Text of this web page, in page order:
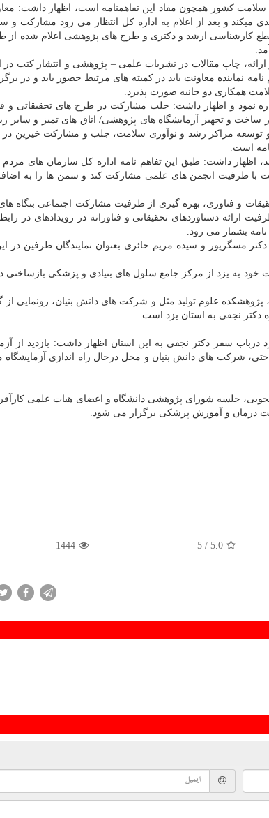
سلامت کشور همچون مفاد این تفاهم­نامه است، اظهار داشت:
می­کند و بعد از اعلام به اداره کل انتظار می ­رود مشارکت و
کارشناسی ارشد و دکتری و طرح های پژوهشی اعلام شده
چاپ مقالات در نشریات علمی – پژوهشی و انتشار کتب در
معاونت باید در کمیته های مرتبط حضور یابد و در
همکاری دو جانبه صورت ­پذیرد.
نمود و اظهار داشت: جلب مشارکت در طرح های تحقیقاتی و
و تجهیز آزمایشگاه های پژوهشی/ اتاق های تمیز و سایر
توسعه مراکز رشد و نوآوری سلامت، جلب و مشارکت خیرین
است.
اظهار داشت: طبق این تفاهم نامه اداره کل سازمان های مردم
ظرفیت انجمن های علمی مشارکت کند و سمن ها را به
و فناوری، بهره گیری از ظرفیت مشارکت اجتماعی بنگاه
ارائه دستاوردهای تحقیقاتی و فناورانه در رویدادهای در
نامه بشمار می رود.
مسگرپور و سیده مریم حائری بعنوان نمایندگان طرفین در
به یزد از مرکز جامع سلول های بنیادی و پزشکی بازساختی
پژوهشکده علوم تولید مثل و شرکت های دانش بنیان، رونمایی از
دکتر نجفی به استان یزد است.
سفر دکتر نجفی به این استان اظهار داشت: بازدید از
شرکت های دانش بنیان و محل درحال راه اندازی آزمایشگاه
جلسه شورای پژوهشی دانشگاه و اعضای هیات علمی
درمان و آموزش پزشکی برگزار می شود.
5.0
/ 5
1444